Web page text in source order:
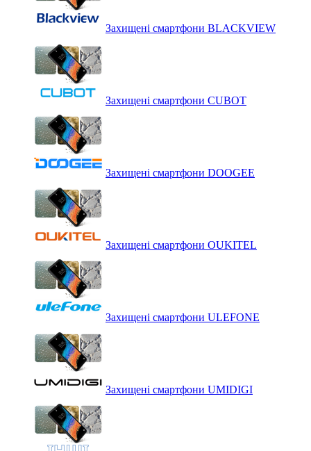
Захищені смартфони BLACKVIEW
Захищені смартфони CUBOT
Захищені смартфони DOOGEE
Захищені смартфони OUKITEL
Захищені смартфони ULEFONE
Захищені смартфони UMIDIGI